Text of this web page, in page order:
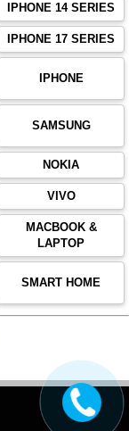
IPHONE 14 SERIES
IPHONE 17 SERIES
IPHONE
SAMSUNG
NOKIA
VIVO
MACBOOK &
LAPTOP
SMART HOME